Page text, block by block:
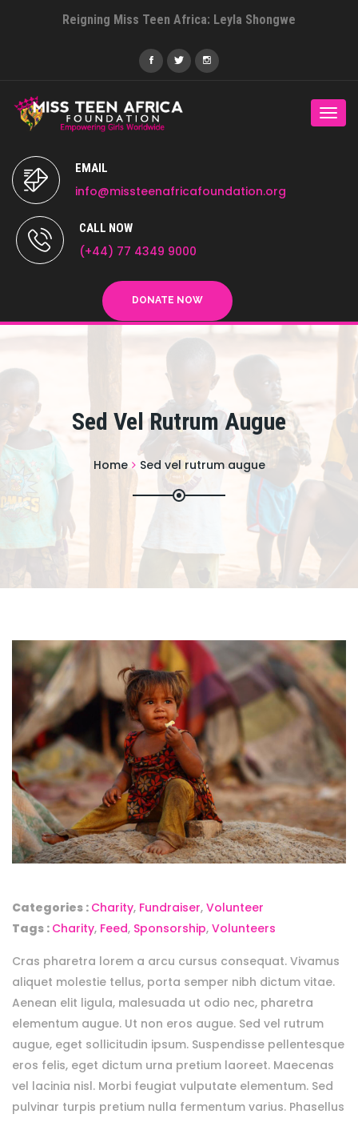
Reigning Miss Teen Africa: Leyla Shongwe
EMAIL
info@missteenafricafoundation.org
CALL NOW
(+44) 77 4349 9000
DONATE NOW
Sed Vel Rutrum Augue
Home Sed vel rutrum augue
Categories : Charity, Fundraiser, Volunteer
Tags : Charity, Feed, Sponsorship, Volunteers
Cras pharetra lorem a arcu cursus consequat. Vivamus
aliquet molestie tellus, porta semper nibh dictum vitae.
Aenean elit ligula, malesuada ut odio nec, pharetra
elementum augue. Ut non eros augue. Sed vel rutrum
augue, eget sollicitudin ipsum. Suspendisse pellentesque
eros felis, eget dictum urna pretium laoreet. Maecenas
vel lacinia nisl. Morbi feugiat vulputate elementum. Sed
pulvinar turpis pretium nulla fermentum varius. Phasellus